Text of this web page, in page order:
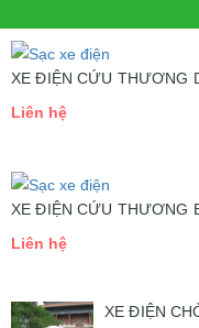
XE ĐIỆN CỨU THƯƠNG
Liên hệ
XE ĐIỆN CỨU THƯƠNG
Liên hệ
XE ĐIỆN